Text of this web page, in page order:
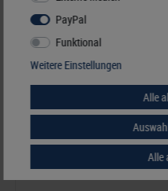
Deutschland - Nachtrag
PayPal
Funktional
Weitere Einstellungen
Alle
Alle